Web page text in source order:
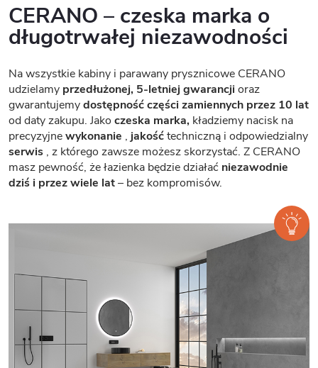
CERANO – czeska marka o
długotrwałej niezawodności
Na wszystkie kabiny i parawany prysznicowe CERANO
udzielamy przedłużonej, 5-letniej gwarancjioraz
gwarantujemydostępność części zamiennych przez 10 lat
od daty zakupu. Jako czeska marka, kładziemy nacisk na
precyzyjnewykonanie , jakośćtechniczną i odpowiedzialny
serwis , z którego zawsze możesz skorzystać. Z CERANO
masz pewność, że łazienka będzie działać niezawodnie
dziś i przez wiele lat– bez kompromisów.